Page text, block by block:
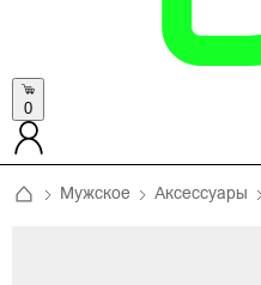
0
Мужское Аксессуары